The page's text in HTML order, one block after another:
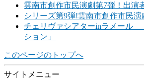
雲南市創作市民演劇第7弾！出演
シリーズ第9弾!雲南市創作市民演
チェリヴァシアターinラメール
ション」
このページのトップへ
サイトメニュー